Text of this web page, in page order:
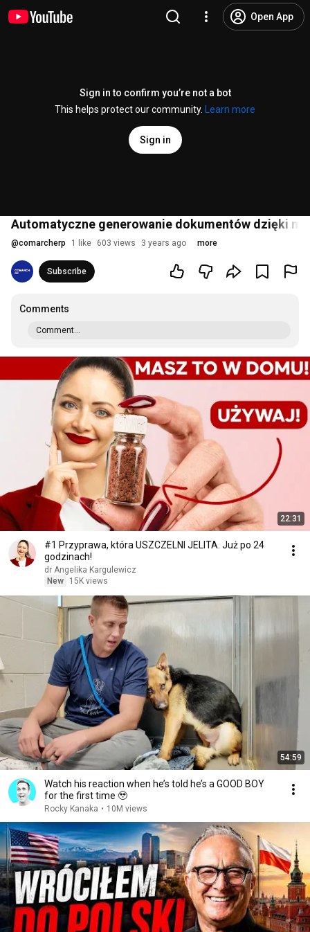
Open App
Sign in to confirm you’re not a bot
This helps protect our community.
Learn more
Sign in
Automatyczne generowanie dokumentów dzięki
@comarcherp 1 like 603 views 3 years ago more
Subscribe
Comments
Comment...
22:31
#1 Przyprawa, która USZCZELNI JELITA. Już po 24
godzinach!
dr Angelika Kargulewicz
New
15K views
54:59
Watch his reaction when he’s told he’s a GOOD BOY
for the first time 🥹
Rocky Kanaka • 10M views